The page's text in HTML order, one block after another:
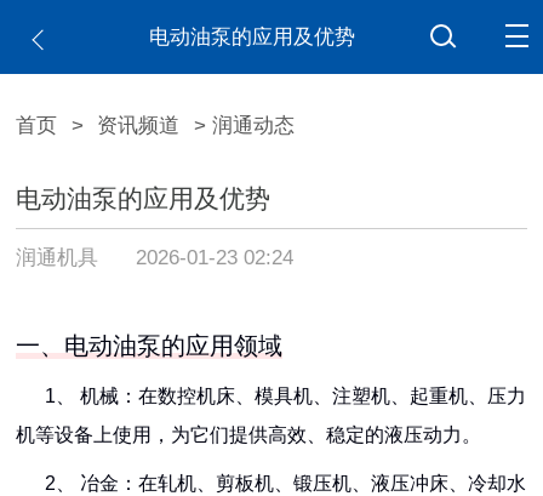
电动油泵的应用及优势
首页 > 资讯频道 > 润通动态
电动油泵的应用及优势
润通机具 2026-01-23 02:24
一、电动油泵的应用领域
1、 机械：在数控机床、模具机、注塑机、起重机、压力
机等设备上使用，为它们提供高效、稳定的液压动力。
2、 冶金：在轧机、剪板机、锻压机、液压冲床、冷却水